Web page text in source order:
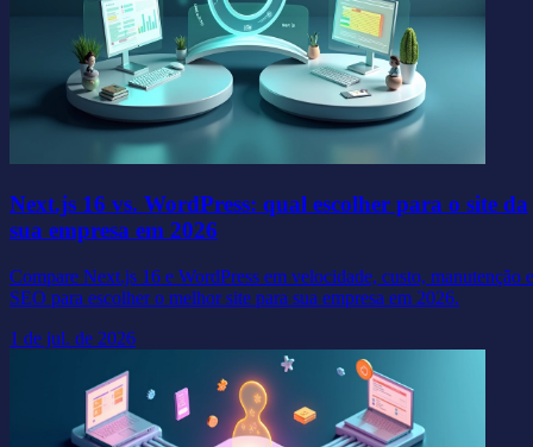
Next.js 16 vs. WordPress: qual escolher para o site da
sua empresa em 2026
Compare Next.js 16 e WordPress em velocidade, custo, manutenção e
SEO para escolher o melhor site para sua empresa em 2026.
1 de jul. de 2026